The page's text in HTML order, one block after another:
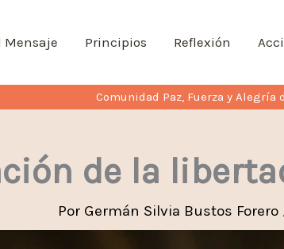
Mensaje Principios Reflexión
Comunidad Paz, Fuerza y Alegría
de la
Por Germán Silvia Bustos Forero